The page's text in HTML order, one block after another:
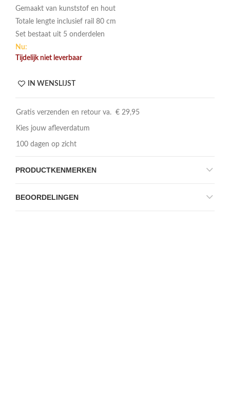
Gemaakt van kunststof en hout
Totale lengte inclusief rail 80 cm
Set bestaat uit 5 onderdelen
Nu:
Tijdelijk niet leverbaar
IN WENSLIJST
Gratis verzenden en retour va. € 29,95
Kies jouw afleverdatum
100 dagen op zicht
PRODUCTKENMERKEN
BEOORDELINGEN